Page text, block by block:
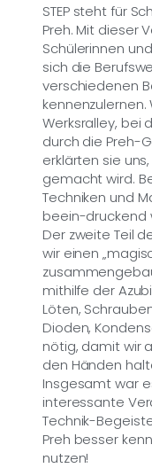
STEP steht für
Preh. Mit dieser
Schülerinnen
sich die
verschiedenen
Werksralley, bei
durch die Preh-
erklärten sie
gemacht wird.
Techniken und
beein-druckend
Der zweite Teil
wir einen
mithilfe der
Löten,
Dioden,
nötig, damit wir
den Händen
Insgesamt war
interessante
Technik-
Preh besser
nutzen!